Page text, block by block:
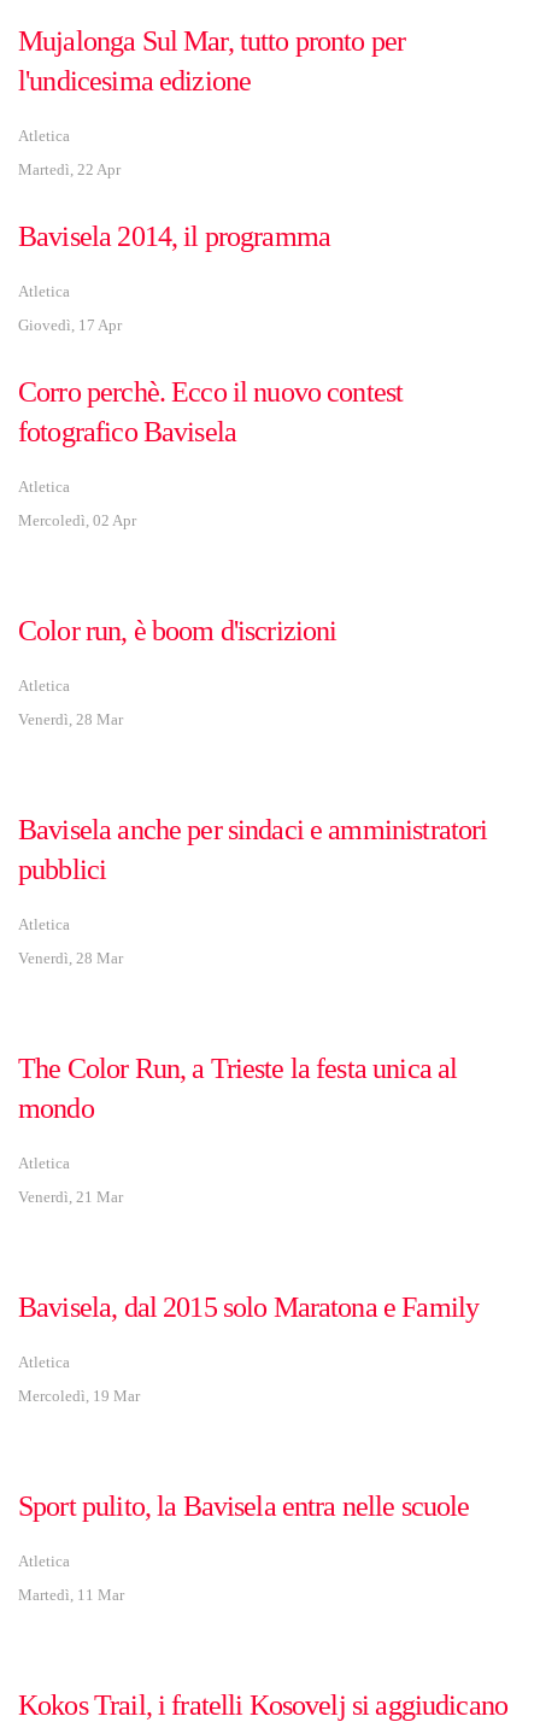
Mujalonga Sul Mar, tutto pronto per
l'undicesima edizione
Atletica
Martedì, 22 Apr
Bavisela 2014, il programma
Atletica
Giovedì, 17 Apr
Corro perchè. Ecco il nuovo contest
fotografico Bavisela
Atletica
Mercoledì, 02 Apr
Color run, è boom d'iscrizioni
Atletica
Venerdì, 28 Mar
Bavisela anche per sindaci e amministratori
pubblici
Atletica
Venerdì, 28 Mar
The Color Run, a Trieste la festa unica al
mondo
Atletica
Venerdì, 21 Mar
Bavisela, dal 2015 solo Maratona e Family
Atletica
Mercoledì, 19 Mar
Sport pulito, la Bavisela entra nelle scuole
Atletica
Martedì, 11 Mar
Kokos Trail, i fratelli Kosovelj si aggiudicano